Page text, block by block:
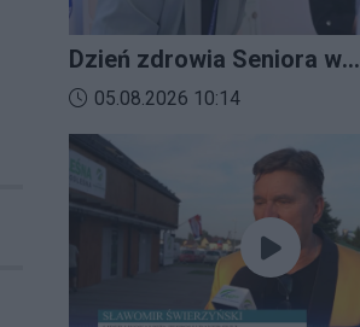
Dzień zdrowia Seniora w
Bratkowicach
Data dodania materiału wideo:
05.08.2026 10:14